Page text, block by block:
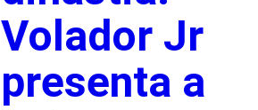
Volador Jr
presenta a